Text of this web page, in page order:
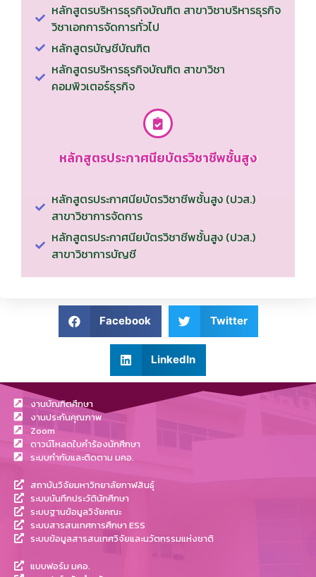
หลักสูตรบริหารธุรกิจบัณฑิต สาขาวิชาบริหารธุรกิจ
วิชาเอกการจัดการทั่วไป
หลักสูตรบัญชีบัณฑิต
หลักสูตรบริหารธุรกิจบัณฑิต สาขาวิชา
คอมพิวเตอร์ธุรกิจ
หลักสูตรประกาศนียบัตรวิชาชีพชั้นสูง
หลักสูตรประกาศนียบัตรวิชาชีพชั้นสูง (ปวส.)
สาขาวิชาการจัดการ
หลักสูตรประกาศนียบัตรวิชาชีพชั้นสูง (ปวส.)
สาขาวิชาการบัญชี
Facebook Twitter
LinkedIn
งานบัณฑิตศึกษา
งานประกันคุณภาพ
Zoom
ดาวน์โหลดใบคำร้องนักศึกษา
ระบบกำกับและติดตาม มคอ.
สถาบันวิจัยมหาวิทยาลัยกาฬสินธุ์
ระบบบันทึกประวัตินักศึกษา
ระบบฐานข้อมูลวิจัยคณะ
ระบบสารสนเทศการศึกษา ESS
ระบบข้อมูลสารสนเทศวิจัยและนวัตกรรมแห่งชาติ
แบบฟอร์ม มคอ.